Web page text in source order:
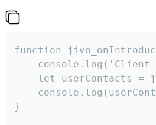
function
console.log('Client
let userContacts =
}